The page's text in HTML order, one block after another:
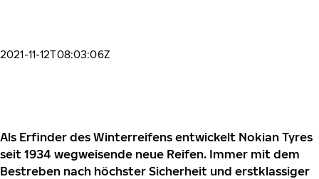
2021-11-12T08:03:06Z
Als Erfinder des Winterreifens entwickelt Nokian Tyres
seit 1934 wegweisende neue Reifen. Immer mit dem
Bestreben nach höchster Sicherheit und erstklassiger